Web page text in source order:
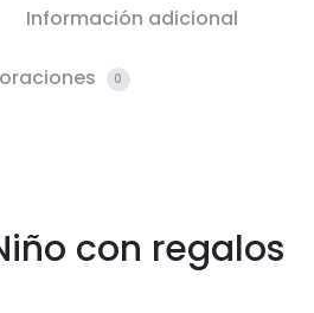
Información adicional
0
con regalos